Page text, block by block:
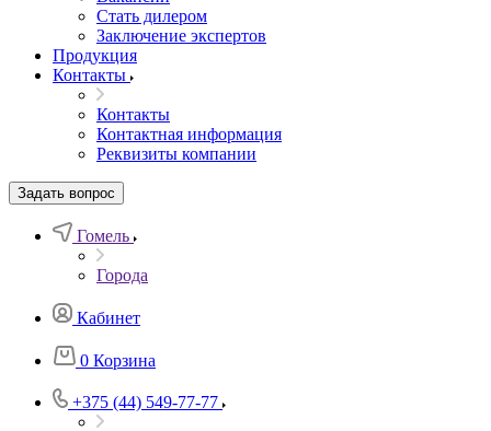
Стать дилером
Заключение экспертов
Продукция
Контакты
Контакты
Контактная информация
Реквизиты компании
Задать вопрос
Гомель
Города
Кабинет
0 Корзина
+375 (44) 549-77-77